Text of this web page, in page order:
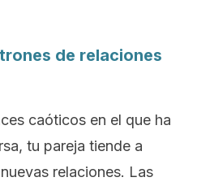
de relaciones
caóticos en el que ha
tu pareja tiende a
relaciones. Las